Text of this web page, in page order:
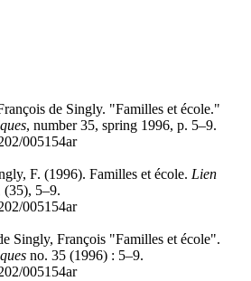
de Singly. "Familles et école."
, number 35, spring 1996, p. 5–9.
005154ar
F. (1996). Familles et école. Lien
(35), 5–9.
005154ar
Singly, François "Familles et école".
no. 35 (1996) : 5–9.
005154ar